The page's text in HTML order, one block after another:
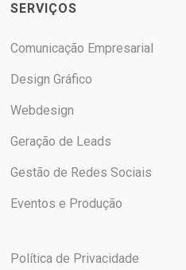
SERVIÇOS
Comunicação Empresarial
Design Gráfico
Webdesign
Geração de Leads
Gestão de Redes Sociais
Eventos e Produção
Política de Privacidade